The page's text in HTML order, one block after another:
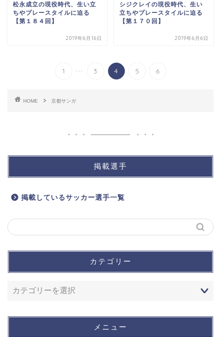
松永成立の現役時代、生い立
ちやプレースタイルに迫る
【第１８４回】
2019年6月16日
シジクレイの現役時代、生い
立ちやプレースタイルに迫る
【第１７０回】
2019年6月6日
1 ... 3 4 5 6
HOME 京都サンガ
掲載選手
掲載しているサッカー選手一覧
カテゴリー
メニュー